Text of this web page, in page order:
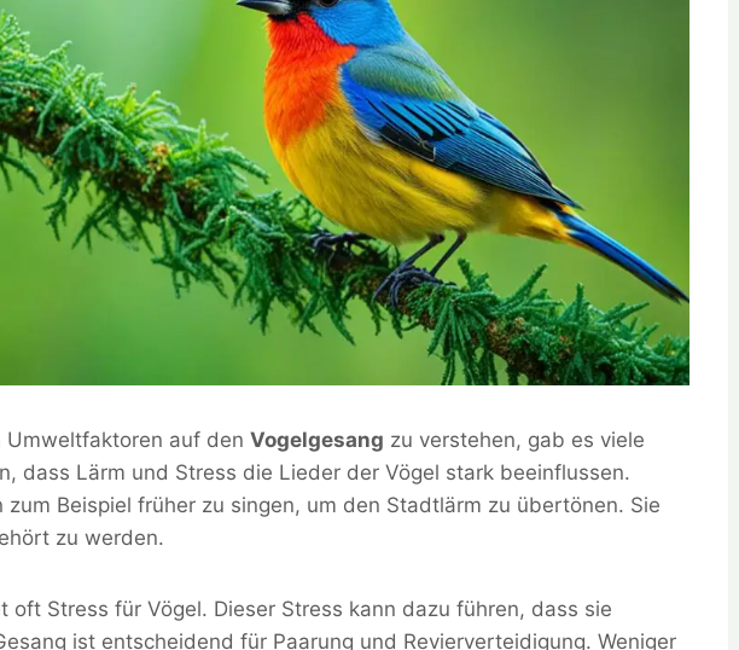
Umweltfaktoren auf den Vogelgesang zu verstehen, gab es viele
dass Lärm und Stress die Lieder der Vögel stark beeinflussen.
Beispiel früher zu singen, um den Stadtlärm zu übertönen. Sie
zu werden.
oft Stress für Vögel. Dieser Stress kann dazu führen, dass sie
ist entscheidend für Paarung und Revierverteidigung. Weniger